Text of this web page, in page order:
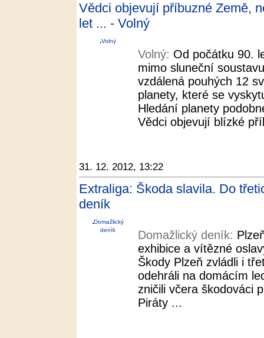
Vědci objevují příbuzné Země,
let ... - Volný
Volný
Volný: Od počátku 90.
mimo sluneční
vzdálená pouhých 12
planety, které se
Hledání planety
Vědci objevují blízké
31. 12. 2012, 13:22
Extraliga: Škoda slavila. Do
deník
Domažlický
deník
Domažlický deník:
exhibice a vítězné
Škody Plzeň zvládli i
odehráli na domácím
zničili včera škodováci
Piráty ...